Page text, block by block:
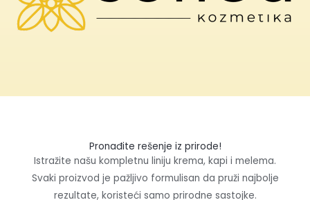
Pronađite rešenje iz prirode!
Istražite našu kompletnu liniju krema, kapi i melema.
Svaki proizvod je pažljivo formulisan da pruži najbolje
rezultate, koristeći samo prirodne sastojke.